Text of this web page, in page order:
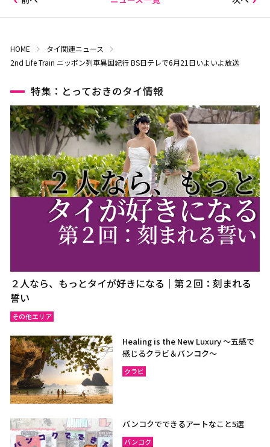
HOME
タイ関連ニュース
2nd Life Train ニッポン列車異国紀行 BS日テレで6月21日いよいよ放送
特集：とっておきのタイ情報
２人なら、もっとタイが好きになる｜第２回：刻まれる
誓い
その他エリア
Healing is the New Luxury ～五感で
感じるクラビ＆バンコク～
クラビ
バンコクでできるアートなこと5選
バンコク